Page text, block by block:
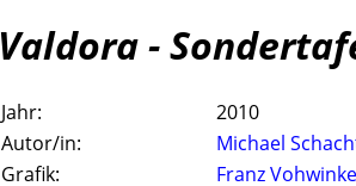
Valdora -
Jahr:
2010
Autor/in:
Michael
Grafik:
Franz